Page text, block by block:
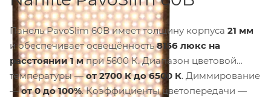
Панель PavoSlim 60B имеет толщину корпуса 21 мм
и обеспечивает освещённость8156 люкс на
расстоянии 1 мпри 5600 К. Диапазон цветовой
температуры —от 2700 К до 6500 К. Диммирование
—от 0 до 100%. Коэффициенты цветопередачи —